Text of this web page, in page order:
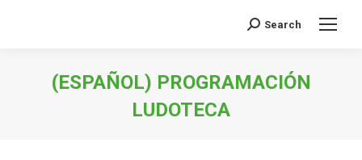
Search:
Search
(ESPAÑOL) PROGRAMACIÓN
LUDOTECA